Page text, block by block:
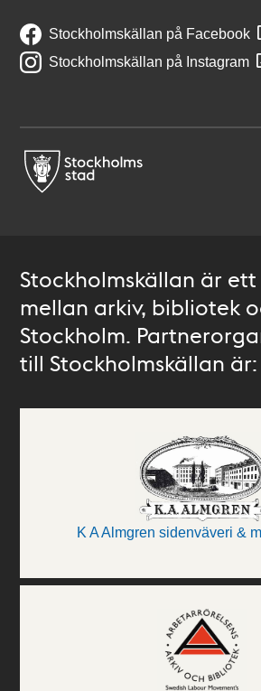
Stockholmskällan på Facebook
Stockholmskällan på Instagram
Stockholmskällan är
mellan arkiv, bibliotek
Stockholm.
till Stockholmskällan är:
K A Almgren sidenväveri &